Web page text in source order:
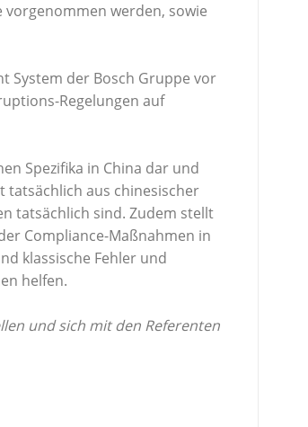
vorgenommen werden, sowie
System der Bosch Gruppe vor
Regelungen auf
Spezifika in China dar und
tatsächlich aus chinesischer
tatsächlich sind. Zudem stellt
Compliance-Maßnahmen in
klassische Fehler und
helfen.
und sich mit den Referenten